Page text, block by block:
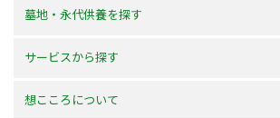
和型墓石
洋型墓石
デザイン墓石
墓地・永代供養を探す
横浜市内
神奈川県
サービスから探す
お墓を建てる
想こころについて